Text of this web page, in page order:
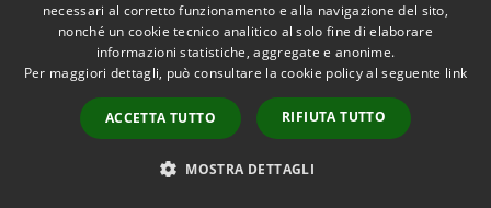
Amministrazione trasparente
Albo Pretorio
Informativa privacy
necessari al corretto funzionamento e alla navigazione del sito,
nonché un cookie tecnico analitico al solo fine di elaborare
informazioni statistiche, aggregate e anonime.
Per maggiori dettagli, può consultare la cookie policy al seguente link
ACCETTA TUTTO RIFIUTA TUTTO
MOSTRA DETTAGLI